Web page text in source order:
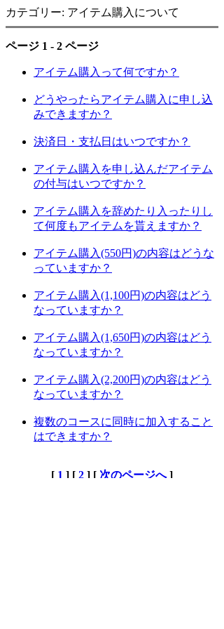
カテゴリー: アイテム購入について
ページ 1 - 2 ページ
アイテム購入って何ですか？
どうやったらアイテム購入に申し込
みできますか？
決済日・支払日はいつですか？
アイテム購入を申し込んだアイテム
の付与はいつですか？
アイテム購入を辞めたり入ったりし
て何度もアイテムを貰えますか？
アイテム購入(550円)の内容はどうな
っていますか？
アイテム購入(1,100円)の内容はどう
なっていますか？
アイテム購入(1,650円)の内容はどう
なっていますか？
アイテム購入(2,200円)の内容はどう
なっていますか？
複数のコースに同時に加入すること
はできますか？
[ 1 ] [ 2 ] [ 次のページへ]